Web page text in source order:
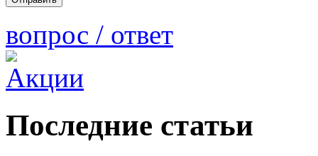
вопрос / ответ
Последние статьи